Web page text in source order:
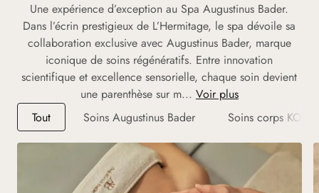
Une expérience d’exception au Spa Augustinus Bader.
Dans l’écrin prestigieux de L’Hermitage, le spa dévoile sa
collaboration exclusive avec Augustinus Bader, marque
iconique de soins régénératifs. Entre innovation
scientifique et excellence sensorielle, chaque soin devient
une parenthèse sur m... Voir plus
Tout
Soins Augustinus Bader Soins corps KOS